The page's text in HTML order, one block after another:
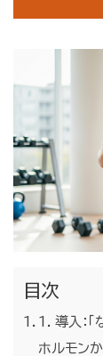
お問合せ
目次
1. 導入：
ホルモン